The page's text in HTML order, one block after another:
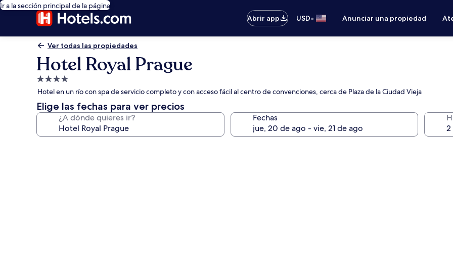
Ir a la sección principal de la página
Abrir app
USD• Anunciar una propiedad
Ver todas las propiedades
Hotel Royal Prague
Propiedad
de
4.0
estrellas
Hotel en un río con spa de servicio completo y con acceso fácil al centro de convenciones, cerca de Plaza de la Ciudad Vieja
Elige las fechas para ver precios
¿A dónde quieres ir? Fechas